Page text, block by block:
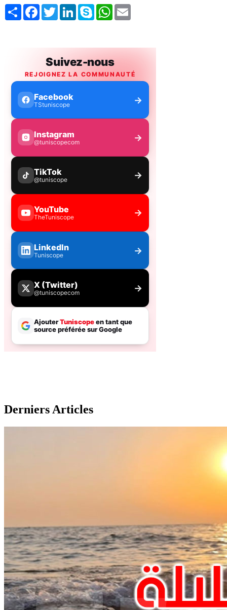
Share FacebookTwitterLinkedInSkype WhatsApp
Derniers Articles